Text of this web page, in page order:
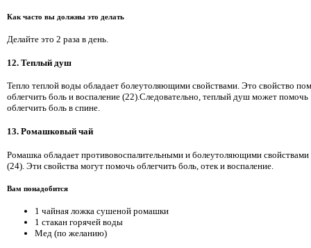
Как часто вы должны это делать
Делайте это 2 раза в день.
12. Теплый душ
Тепло теплой воды обладает болеутоляющими свойствами. Это свойство
облегчить боль и воспаление (22).Следовательно, теплый душ может помочь
облегчить боль в спине.
13. Ромашковый чай
Ромашка обладает противовоспалительными и болеутоляющими свойствами
(24). Эти свойства могут помочь облегчить боль, отек и воспаление.
Вам понадобится
1 чайная ложка сушеной ромашки
1 стакан горячей воды
Мед (по желанию)